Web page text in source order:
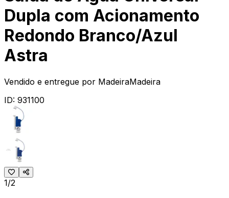
Dupla com Acionamento
Redondo Branco/Azul
Astra
Vendido e entregue por MadeiraMadeira
ID: 931100
1/2